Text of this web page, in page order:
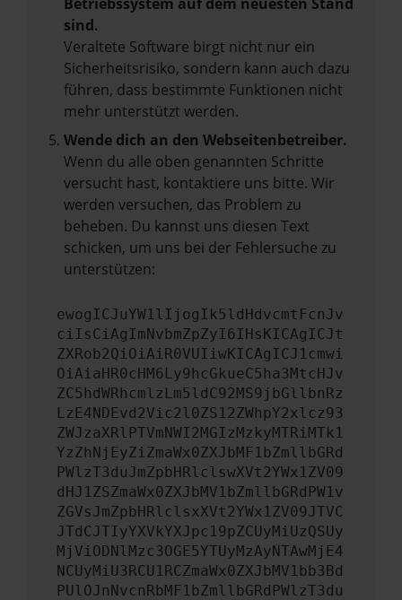
sind.
Veraltete Software birgt nicht nur ein
Sicherheitsrisiko, sondern kann auch dazu
führen, dass bestimmte Funktionen nicht
mehr unterstützt werden.
Wende dich an den Webseitenbetreiber.
Wenn du alle oben genannten Schritte
versucht hast, kontaktiere uns bitte. Wir
werden versuchen, das Problem zu
beheben. Du kannst uns diesen Text
schicken, um uns bei der Fehlersuche zu
unterstützen:
ewogICJuYW1lIjogIk5ldHdvcmtFcnJv
ciIsCiAgImNvbmZpZyI6IHsKICAgICJt
ZXRob2QiOiAiR0VUIiwKICAgICJ1cmwi
OiAiaHR0cHM6Ly9hcGkueC5ha3MtcHJv
ZC5hdWRhcmlzLm5ldC92MS9jbGllbnRz
LzE4NDEvd2Vic2l0ZS12ZWhpY2xlcz93
ZWJzaXRlPTVmNWI2MGIzMzkyMTRiMTk1
YzZhNjEyZiZmaWx0ZXJbMF1bZmllbGRd
PWlzT3duJmZpbHRlclswXVt2YWx1ZV09
dHJ1ZSZmaWx0ZXJbMV1bZmllbGRdPW1v
ZGVsJmZpbHRlclsxXVt2YWx1ZV09JTVC
JTdCJTIyYXVkYXJpc19pZCUyMiUzQSUy
MjViODNlMzc3OGE5YTUyMzAyNTAwMjE4
NCUyMiU3RCU1RCZmaWx0ZXJbMV1bb3Bd
PUlOJnNvcnRbMF1bZmllbGRdPWlzT3du